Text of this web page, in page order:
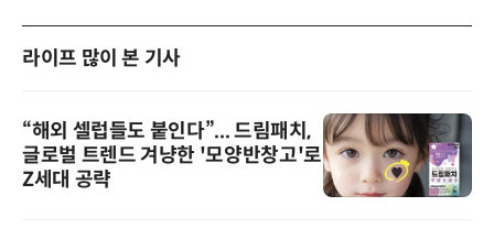
라이프 많이 본 기사
“해외 셀럽들도 붙인다”... 드림패치,
글로벌 트렌드 겨냥한 '모양반창고'로
Z세대 공략